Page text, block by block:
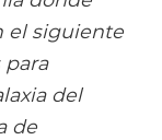
el siguiente
para
del
de